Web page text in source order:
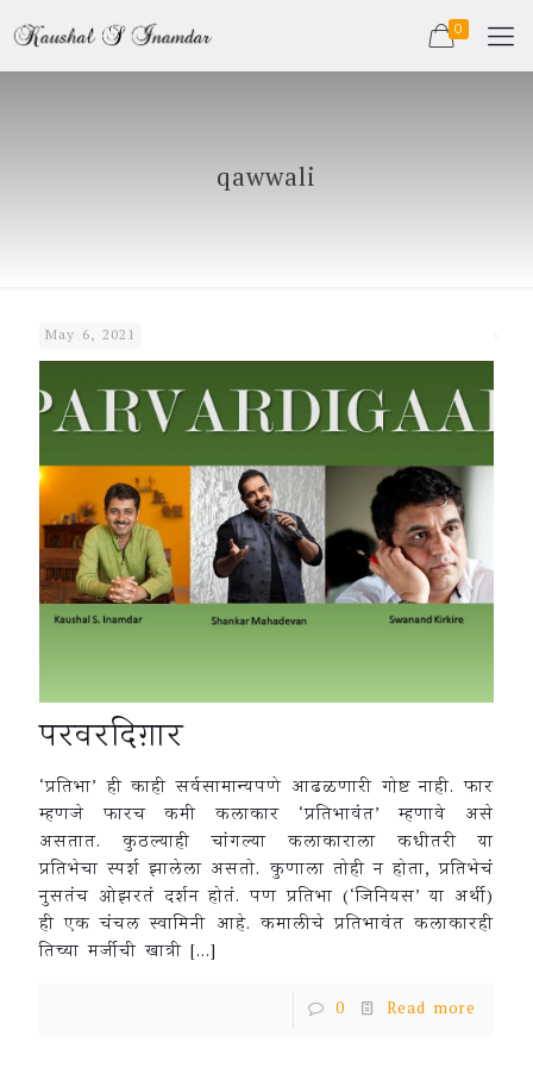
0
qawwali
May 6, 2021
परवरदिग़ार
‘प्रतिभा’ ही काही सर्वसामान्यपणे आढळणारी गोष्ट नाही. फार
म्हणजे फारच कमी कलाकार ‘प्रतिभावंत’ म्हणावे असे
असतात. कुठल्याही चांगल्या कलाकाराला कधीतरी या
प्रतिभेचा स्पर्श झालेला असतो. कुणाला तोही न होता, प्रतिभेचं
नुसतंच ओझरतं दर्शन होतं. पण प्रतिभा (‘जिनियस’ या अर्थी)
ही एक चंचल स्वामिनी आहे. कमालीचे प्रतिभावंत कलाकारही
तिच्या मर्जीची खात्री […]
0 Read more